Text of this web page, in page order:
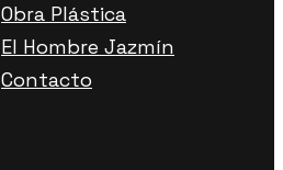
Obra Plástica
El Hombre Jazmín
Contacto